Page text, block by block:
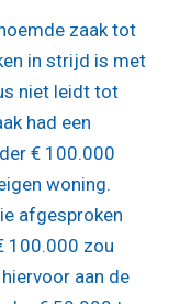
zaak tot
in strijd is met
niet leidt tot
had een
€ 100.000
woning.
afgesproken
100.000 zou
aan de